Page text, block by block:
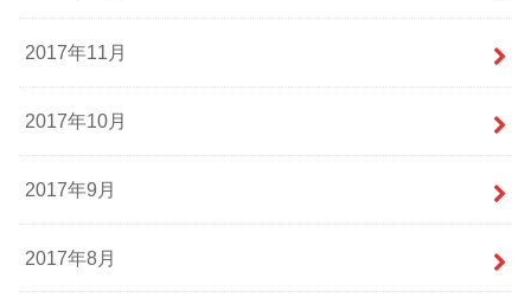
2017年11月
2017年10月
2017年9月
2017年8月